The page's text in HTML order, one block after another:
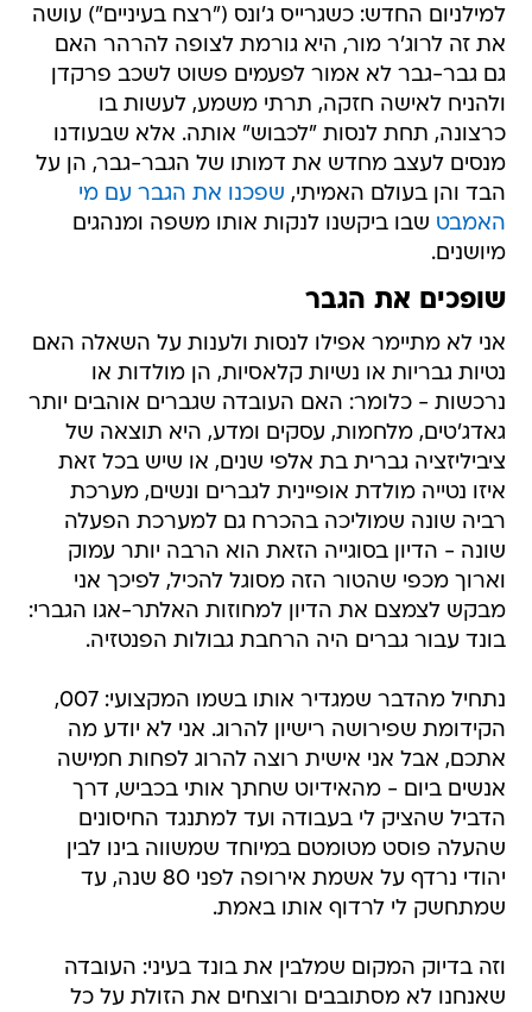
למילניום החדש: כשגרייס ג'ונס ("רצח בעיניים") עושה
את זה לרוג'ר מור, היא גורמת לצופה להרהר האם
גם גבר-גבר לא אמור לפעמים פשוט לשכב פרקדן
ולהניח לאישה חזקה, תרתי משמע, לעשות בו
כרצונה, תחת לנסות "לכבוש" אותה. אלא שבעודנו
מנסים לעצב מחדש את דמותו של הגבר-גבר, הן על
הבד והן בעולם האמיתי, שפכנו את הגבר עם מי
האמבט שבו ביקשנו לנקות אותו משפה ומנהגים
מיושנים.
שופכים את הגבר
אני לא מתיימר אפילו לנסות ולענות על השאלה האם
נטיות גבריות או נשיות קלאסיות, הן מולדות או
נרכשות - כלומר: האם העובדה שגברים אוהבים יותר
גאדג'טים, מלחמות, עסקים ומדע, היא תוצאה של
ציביליזציה גברית בת אלפי שנים, או שיש בכל זאת
איזו נטייה מולדת אופיינית לגברים ונשים, מערכת
רביה שונה שמוליכה בהכרח גם למערכת הפעלה
שונה - הדיון בסוגייה הזאת הוא הרבה יותר עמוק
וארוך מכפי שהטור הזה מסוגל להכיל, לפיכך אני
מבקש לצמצם את הדיון למחוזות האלתר-אגו הגברי:
בונד עבור גברים היה הרחבת גבולות הפנטזיה.
נתחיל מהדבר שמגדיר אותו בשמו המקצועי: 007,
הקידומת שפירושה רישיון להרוג. אני לא יודע מה
אתכם, אבל אני אישית רוצה להרוג לפחות חמישה
אנשים ביום - מהאידיוט שחתך אותי בכביש, דרך
הדביל שהציק לי בעבודה ועד למתנגד החיסונים
שהעלה פוסט מטומטם במיוחד שמשווה בינו לבין
יהודי נרדף על אשמת אירופה לפני 80 שנה, עד
שמתחשק לי לרדוף אותו באמת.
וזה בדיוק המקום שמלבין את בונד בעיני: העובדה
שאנחנו לא מסתובבים ורוצחים את הזולת על כל